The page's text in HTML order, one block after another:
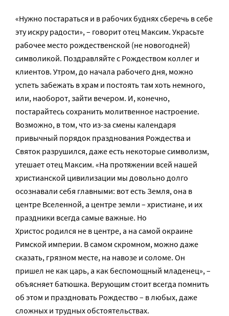
«Нужно постараться и в рабочих буднях сберечь в себе
эту искру радости», – говорит отец Максим. Украсьте
рабочее место рождественской (не новогодней)
символикой. Поздравляйте с Рождеством коллег и
клиентов. Утром, до начала рабочего дня, можно
успеть забежать в храм и постоять там хоть немного,
или, наоборот, зайти вечером. И, конечно,
постарайтесь сохранить молитвенное настроение.
Возможно, в том, что из-за смены календаря
привычный порядок празднования Рождества и
Святок разрушился, даже есть некоторые символизм,
утешает отец Максим. «На протяжении всей нашей
христианской цивилизации мы довольно долго
осознавали себя главными: вот есть Земля, она в
центре Вселенной, а центре земли – христиане, и их
праздники всегда самые важные. Но
Христос родился не в центре, а на самой окраине
Римской империи. В самом скромном, можно даже
сказать, грязном месте, на навозе и соломе. Он
пришел не как царь, а как беспомощный младенец», –
объясняет батюшка. Верующим стоит всегда помнить
об этом и праздновать Рождество – в любых, даже
сложных и трудных обстоятельствах.